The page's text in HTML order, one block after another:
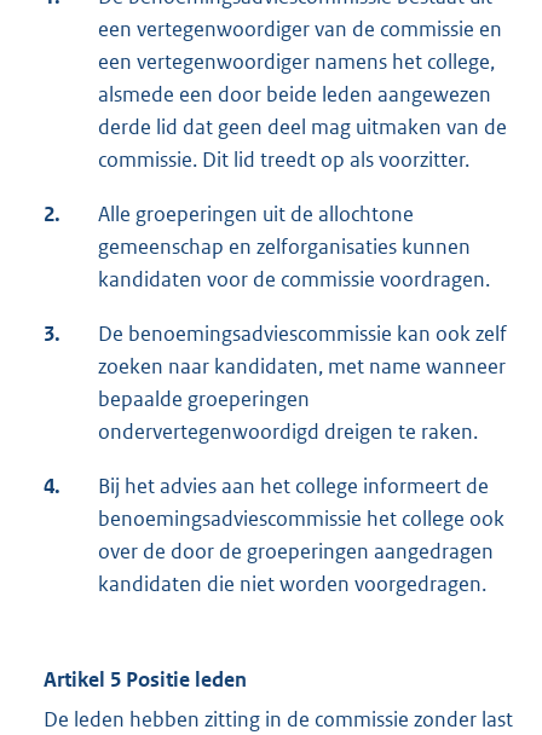
een vertegenwoordiger van de commissie en
een vertegenwoordiger namens het college,
alsmede een door beide leden aangewezen
derde lid dat geen deel mag uitmaken van de
commissie. Dit lid treedt op als voorzitter.
2.
Alle groeperingen uit de allochtone
gemeenschap en zelforganisaties kunnen
kandidaten voor de commissie voordragen.
3.
De benoemingsadviescommissie kan ook zelf
zoeken naar kandidaten, met name wanneer
bepaalde groeperingen
ondervertegenwoordigd dreigen te raken.
4.
Bij het advies aan het college informeert de
benoemingsadviescommissie het college ook
over de door de groeperingen aangedragen
kandidaten die niet worden voorgedragen.
Artikel 5 Positie leden
De leden hebben zitting in de commissie zonder last